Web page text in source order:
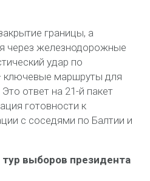
границы, а
через железнодорожные
удар по
ключевые маршруты для
ответ на 21-й пакет
готовности к
с соседями по Балтии и
выборов президента